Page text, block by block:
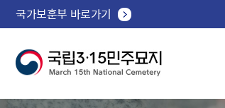
국가보훈부 바로가기